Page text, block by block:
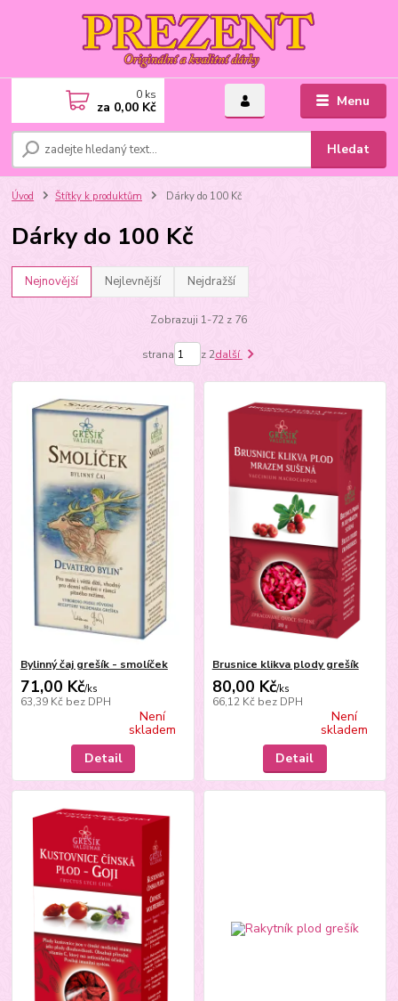
Menu
Hledat
0 ks
za 0,00 Kč
Úvod Štítky k produktům Dárky do 100 Kč
Dárky do 100 Kč
Nejnovější Nejlevnější Nejdražší
Zobrazuji 1-72 z 76
strana z 2další
Bylinný čaj grešík - smolíček
71,00 Kč/ks
63,39 Kč bez DPH
Není
skladem
Detail
Brusnice klikva plody grešík
80,00 Kč/ks
66,12 Kč bez DPH
Není
skladem
Detail